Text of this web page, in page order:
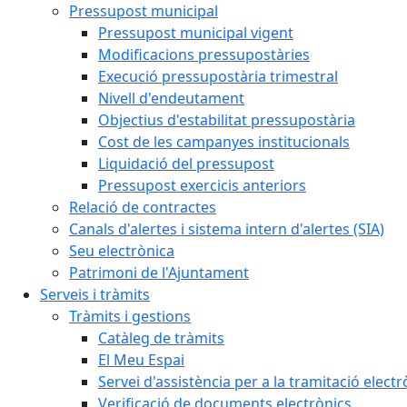
Pressupost municipal
Pressupost municipal vigent
Modificacions pressupostàries
Execució pressupostària trimestral
Nivell d'endeutament
Objectius d'estabilitat pressupostària
Cost de les campanyes institucionals
Liquidació del pressupost
Pressupost exercicis anteriors
Relació de contractes
Canals d'alertes i sistema intern d'alertes (SIA)
Seu electrònica
Patrimoni de l'Ajuntament
Serveis i tràmits
Tràmits i gestions
Catàleg de tràmits
El Meu Espai
Servei d'assistència per a la tramitació